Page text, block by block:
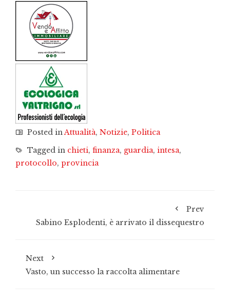
Posted inAttualità, Notizie, Politica
Tagged in chieti, finanza, guardia, intesa,
protocollo, provincia
Prev
Sabino Esplodenti, è arrivato il dissequestro
Next
Vasto, un successo la raccolta alimentare